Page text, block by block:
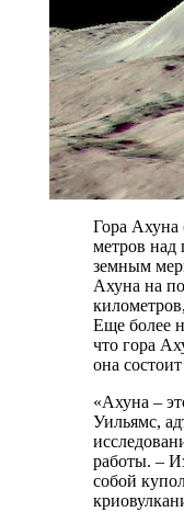
Гора Ахуна
метров над
земным
Ахуна на
Еще более
что гора
она
«Ахуна –
Уильямс,
работы. –
собой